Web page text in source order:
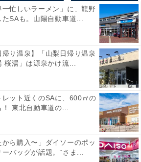
一忙しいラーメン」に、龍野
SAも。山陽自動車道...
帰り温泉】「山梨日帰り温泉
桜湯」は源泉かけ流...
レット近くのSAに、600㎡の
！ 東北自動車道の...
から購入〜」ダイソーのポッ
バッグが話題。“さま...